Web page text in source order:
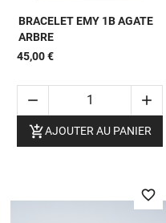
BRACELET EMY 1B AGATE
ARBRE
45,00 €


AJOUTER AU PANIER
favorite_border